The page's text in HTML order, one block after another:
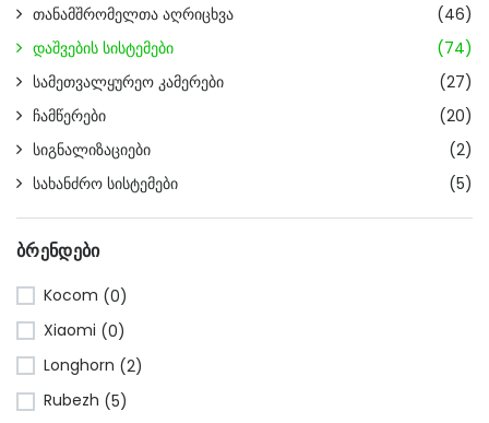
თანამშრომელთა აღრიცხვა
(46)
დაშვების სისტემები
(74)
სამეთვალყურეო კამერები
(27)
ჩამწერები
(20)
სიგნალიზაციები
(2)
სახანძრო სისტემები
(5)
Ბრენდები
Kocom (0)
Xiaomi (0)
Longhorn (2)
Rubezh (5)